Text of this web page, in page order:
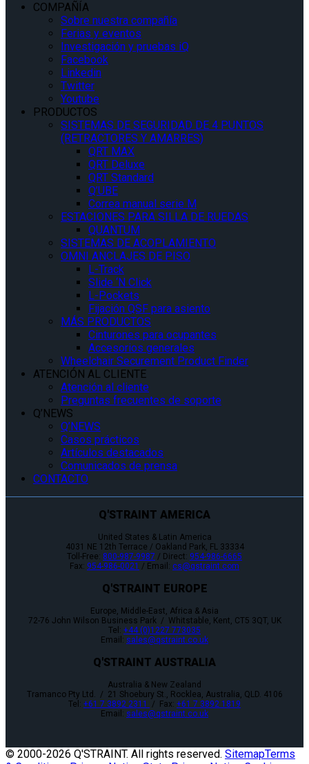
COMPAÑÍA
Sobre nuestra compañía
Ferias y eventos
Investigación y pruebas iQ
Facebook
Linkedin
Twitter
Youtube
PRODUCTOS
SISTEMAS DE SEGURIDAD DE 4 PUNTOS
(RETRACTORES Y AMARRES)
QRT MAX
QRT Deluxe
QRT Standard
Q’UBE
Correa manual serie M
ESTACIONES PARA SILLA DE RUEDAS
QUANTUM
SISTEMAS DE ACOPLAMIENTO
OMNI ANCLAJES DE PISO
L-Track
Slide ‘N Click
L-Pockets
Fijación QSF para asiento
MÁS PRODUCTOS
Cinturones para ocupantes
Accesorios generales
Wheelchair Securement Product Finder
ATENCIÓN AL CLIENTE
Atención al cliente
Preguntas frecuentes de soporte
Q’NEWS
Q’NEWS
Casos prácticos
Artículos destacados
Comunicados de prensa
CONTACTO
Q'STRAINT AMERICA
United States & Latin America
4031 NE 12th Terrace / Oakland Park, FL 33334
Toll-Free: 800-987-9987 / Direct: 954-986-6665
Fax: 954-986-0021 / Email: cs@qstraint.com
Q'STRAINT EUROPE
Europe, Middle-East, Africa & Asia
72-76 John Wilson Business Park / Whitstable, Kent, CT5 3QT, UK
Tel: +44 (0)1227 773035
Email: sales@qstraint.co.uk
Q'STRAINT AUSTRALIA
Australia & New Zealand
Tramanco Pty Ltd. / 21 Shoebury St., Rocklea, Australia, QLD. 4106
Tel: +61 7 3892 2311 / Fax: +61 7 3892 1819
Email: sales@qstraint.co.uk
© 2000-2026 Q'STRAINT. All rights reserved. SitemapTerms